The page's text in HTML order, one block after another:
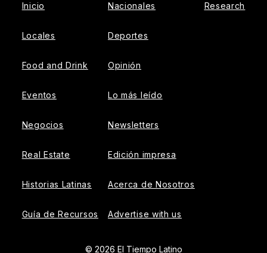
Inicio
Locales
Food and Drink
Eventos
Negocios
Real Estate
Historias Latinas
Guía de Recursos
Nacionales
Deportes
Opinión
Lo más leído
Newsletters
Edición impresa
Acerca de Nosotros
Advertise with us
Research
© 2026 El Tiempo Latino